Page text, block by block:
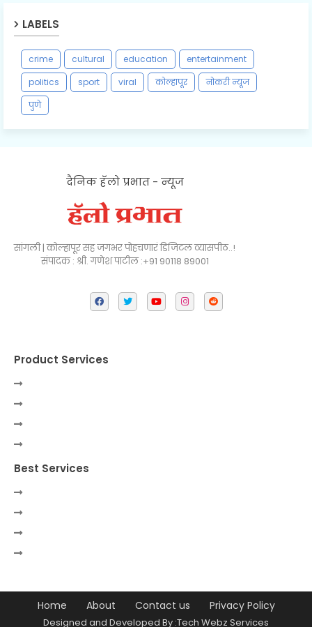
LABELS
crime cultural education
entertainment
politics
sport viral कोल्हापूर
नोकरी न्यूज
पुणे
दैनिक हॅलो प्रभात - न्यूज
सांगली | कोल्हापूर सह जगभर पोहचणारं डिजिटल व्यासपीठ..!
संपादक : श्री. गणेश पाटील :+91 90118 89001
Product Services
Best Services
Home About Contact us Privacy Policy
Designed and Developed By :Tech Webz Services